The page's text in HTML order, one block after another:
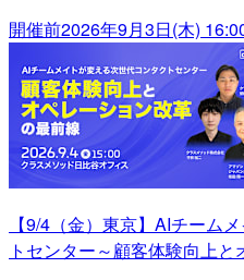
開催前2026年9月3日(木)
【9/4（金）東京】AIチーム
トセンター～顧客体験向上